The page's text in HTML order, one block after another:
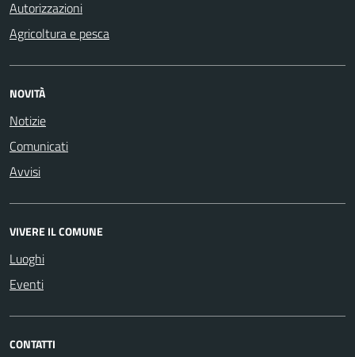
Autorizzazioni
Agricoltura e pesca
NOVITÀ
Notizie
Comunicati
Avvisi
VIVERE IL COMUNE
Luoghi
Eventi
CONTATTI